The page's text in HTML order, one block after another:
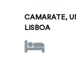
CAMARATE,
LISBOA